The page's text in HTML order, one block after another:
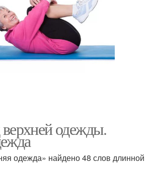
одежды.
одежда» найдено 48 слов длинной